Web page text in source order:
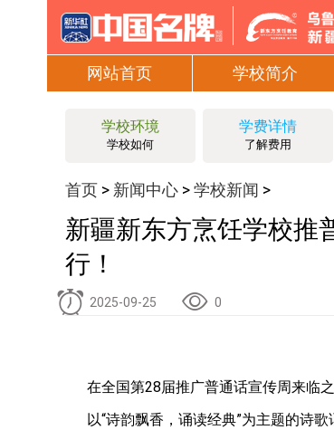
网站首页 学校简介
学校环境
学校如何
学费详情
了解费用
首页> 新闻中心> 学校新闻 >
新疆新东方烹饪学校推
行！
2025-09-25 0
在全国第28届推广普通话宣传周来临
以“诗韵飘香，诵读经典”为主题的诗